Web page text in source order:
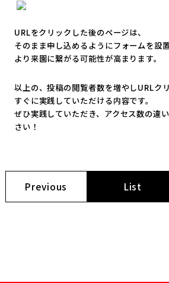
URLをクリックした後のページは、
そのまま申し込めるようにフォームを設
より来園に繋がる可能性が高まります。
以上の、投稿の閲覧者数を増やしURLク
すぐに実践していただける内容です。
ぜひ実践していただき、 アクセス数の違
さい！
Previous List